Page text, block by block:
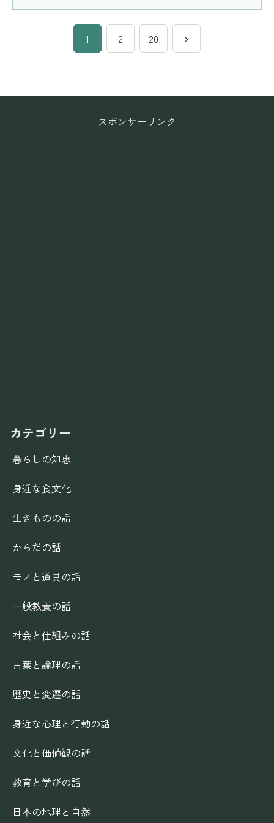
1 2 20
次
スポンサーリンク
カテゴリー
暮らしの知恵
身近な食文化
生きものの話
からだの話
モノと道具の話
一般教養の話
社会と仕組みの話
言葉と論理の話
歴史と変遷の話
身近な心理と行動の話
文化と価値観の話
教育と学びの話
日本の地理と自然